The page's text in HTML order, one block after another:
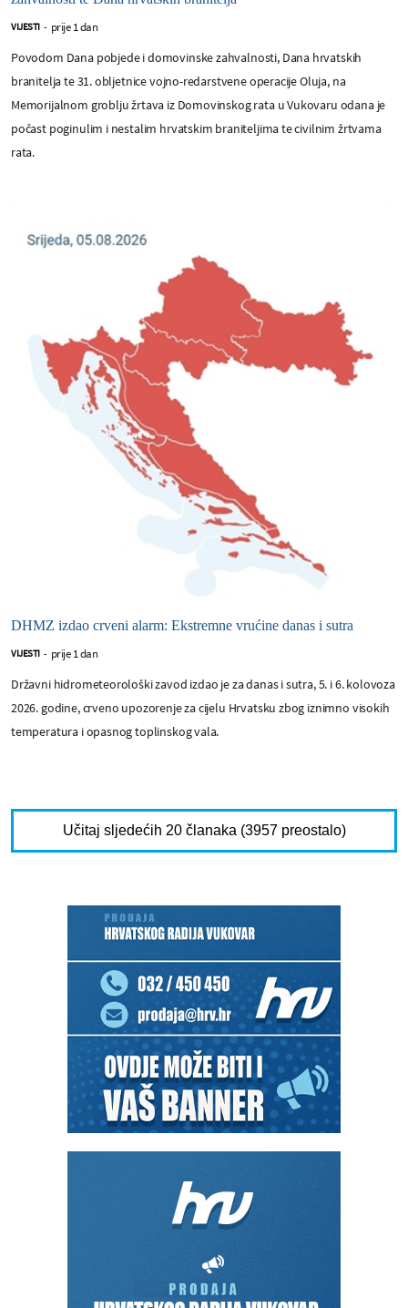
VIJESTI - prije 1 dan
Povodom Dana pobjede i domovinske zahvalnosti, Dana hrvatskih
branitelja te 31. obljetnice vojno-redarstvene operacije Oluja, na
Memorijalnom groblju žrtava iz Domovinskog rata u Vukovaru odana je
počast poginulim i nestalim hrvatskim braniteljima te civilnim žrtvama
rata.
DHMZ izdao crveni alarm: Ekstremne vrućine danas i sutra
VIJESTI - prije 1 dan
Državni hidrometeorološki zavod izdao je za danas i sutra, 5. i 6. kolovoza
2026. godine, crveno upozorenje za cijelu Hrvatsku zbog iznimno visokih
temperatura i opasnog toplinskog vala.
Učitaj sljedećih 20 članaka (3957 preostalo)